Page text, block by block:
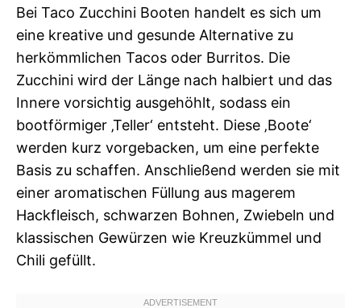
Bei Taco Zucchini Booten handelt es sich um
eine kreative und gesunde Alternative zu
herkömmlichen Tacos oder Burritos. Die
Zucchini wird der Länge nach halbiert und das
Innere vorsichtig ausgehöhlt, sodass ein
bootförmiger ‚Teller‘ entsteht. Diese ‚Boote‘
werden kurz vorgebacken, um eine perfekte
Basis zu schaffen. Anschließend werden sie mit
einer aromatischen Füllung aus magerem
Hackfleisch, schwarzen Bohnen, Zwiebeln und
klassischen Gewürzen wie Kreuzkümmel und
Chili gefüllt.